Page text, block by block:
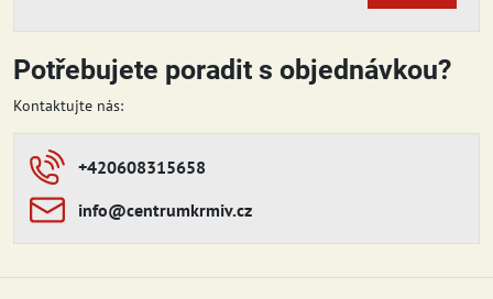
Potřebujete poradit s objednávkou?
Kontaktujte nás:
+420608315658
info​​@centrumkrmiv​​.cz